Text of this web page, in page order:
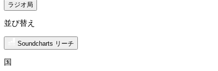
ラジオ局
並び替え
Soundcharts リーチ
国